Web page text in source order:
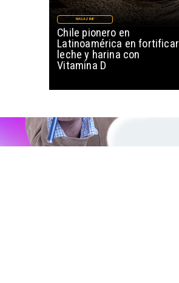
Chile pionero en
Latinoamérica en fortificar
leche y harina con
Vitamina D
MAGAZINE